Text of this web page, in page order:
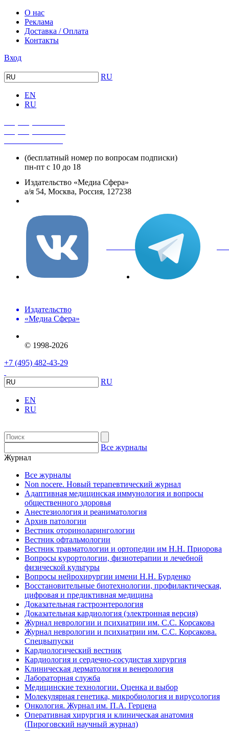
О нас
Реклама
Доставка / Оплата
Контакты
Вход
RU
EN
RU
(бесплатный номер по вопросам подписки)
пн-пт с 10 до 18
Издательство «Медиа Сфера»
а/я 54, Москва, Россия, 127238
вКонтакте
Издательство
«Медиа Сфера»
© 1998-2026
+7 (495) 482-43-29
RU
EN
RU
Все журналы
Журнал
Все журналы
Non nocere. Новый терапевтический журнал
Адаптивная медицинская иммунология и вопросы
общественного здоровья
Анестезиология и реаниматология
Архив патологии
Вестник оториноларингологии
Вестник офтальмологии
Вестник травматологии и ортопедии им Н.Н. Приорова
Вопросы курортологии, физиотерапии и лечебной
физической культуры
Вопросы нейрохирургии имени Н.Н. Бурденко
Восстановительные биотехнологии, профилактическая,
цифровая и предиктивная медицина
Доказательная гастроэнтерология
Доказательная кардиология (электронная версия)
Журнал неврологии и психиатрии им. С.С. Корсакова
Журнал неврологии и психиатрии им. С.С. Корсакова.
Спецвыпуски
Кардиологический вестник
Кардиология и сердечно-сосудистая хирургия
Клиническая дерматология и венерология
Лабораторная служба
Медицинские технологии. Оценка и выбор
Молекулярная генетика, микробиология и вирусология
Онкология. Журнал им. П.А. Герцена
Оперативная хирургия и клиническая анатомия
(Пироговский научный журнал)